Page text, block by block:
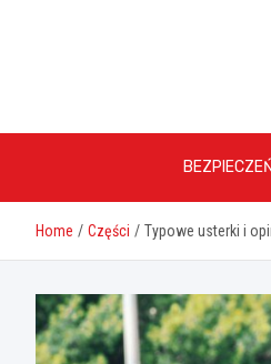
Home Części Typowe usterki i